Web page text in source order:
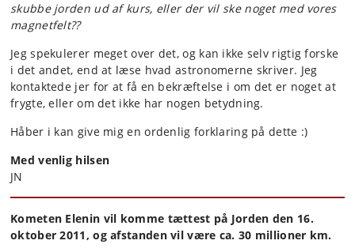
skubbe jorden ud af kurs, eller der vil ske noget med vores
magnetfelt??
Jeg spekulerer meget over det, og kan ikke selv rigtig forske
i det andet, end at læse hvad astronomerne skriver. Jeg
kontaktede jer for at få en bekræftelse i om det er noget at
frygte, eller om det ikke har nogen betydning.
Håber i kan give mig en ordenlig forklaring på dette :)
Med venlig hilsen
JN
Kometen Elenin vil komme tættest på Jorden den 16.
oktober 2011, og afstanden vil være ca. 30 millioner km.